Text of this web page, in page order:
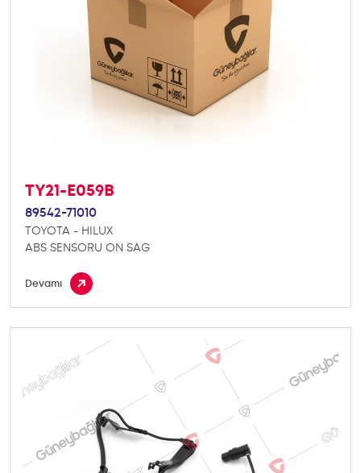
TY21-E059B
89542-71010
TOYOTA - HILUX
ABS SENSORU ON SAG
Devamı